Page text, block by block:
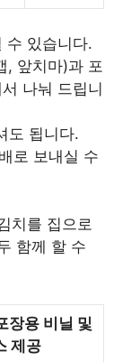
수 있습니다.
, 앞치마)과 포
나눠 드립니
도 됩니다.
로 보내실 수
치를 집으로
함께 할 수
장용 비닐 및
제공